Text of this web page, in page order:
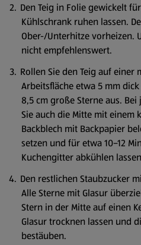
Den Teig in Folie gewickelt
Kühlschrank ruhen lassen.
Ober-/Unterhitze vorheizen.
nicht empfehlenswert.
Rollen Sie den Teig auf einer
Arbeitsfläche etwa 5 mm
8,5 cm große Sterne aus.
Sie auch die Mitte mit einem
Backblech mit Backpapier
setzen und für etwa 10–12
Kuchengitter abkühlen
Den restlichen Staubzucker
Alle Sterne mit Glasur
Stern in der Mitte auf einen
Glasur trocknen lassen und
bestäuben.